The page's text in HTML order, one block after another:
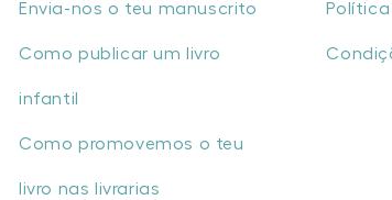
Envia-nos o teu manuscrito
Como publicar um livro
infantil
Como promovemos o teu
livro nas livrarias